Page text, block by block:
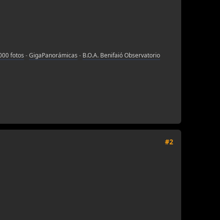
fotos -GigaPanorámicas - B.O.A. Benifaió Observatorio
#2